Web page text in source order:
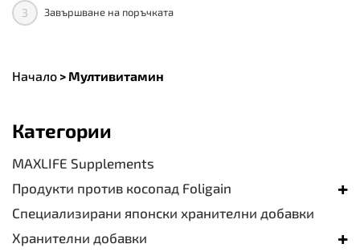
3 Завършване на поръчката
Начало > Мултивитамин
Категории
MAXLIFE Supplements
Продукти против косопад Foligain
+
Специализирани японски хранителни добавки
Хранителни добавки
+